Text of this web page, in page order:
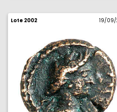
Lote 2002 19/09/